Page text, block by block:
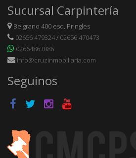
Sucursal Carpintería
Belgrano 400 esq. Pringles
02656 479324/ 02656 470473
02664863086
info@cruzinmobiliaria.com
Seguinos